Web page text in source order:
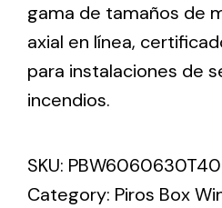
Solar lighting
Variety of solar solutions for
gama de tamaños de
axial en línea,
para instalaciones de
incendios.
SKU:
Category: Piros Box